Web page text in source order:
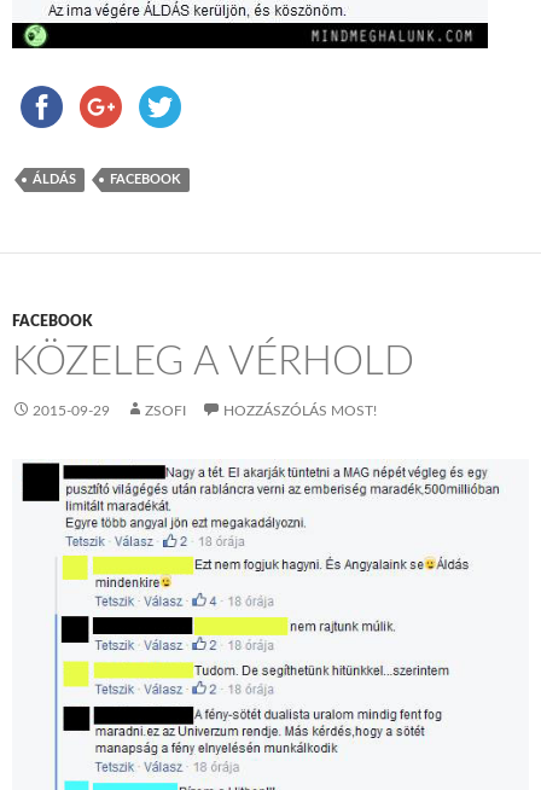
ÁLDÁS FACEBOOK
FACEBOOK
KÖZELEG A VÉRHOLD
2015-09-29 ZSOFI HOZZÁSZÓLÁS MOST!